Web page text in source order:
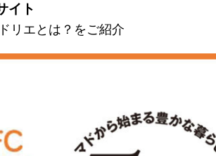
イト
リエとは？をご紹介